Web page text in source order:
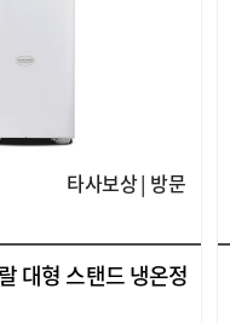
타사보상 | 방문
대형 스탠드 냉온정